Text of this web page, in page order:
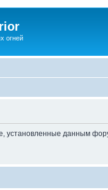
огней
установленные данным